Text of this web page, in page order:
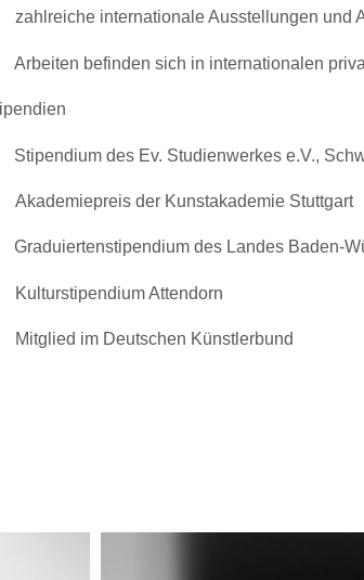
internationale Ausstellungen und
befinden sich in internationalen
des Ev. Studienwerkes e.V.,
der Kunstakademie Stuttgart
des Landes Baden-
Attendorn
im Deutschen Künstlerbund